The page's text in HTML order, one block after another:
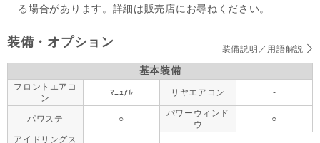
る場合があります。詳細は販売店にお尋ねください。
装備・オプション 装備説明／用語解説
基本装備
フロントエアコ
ン
ﾏﾆｭｱﾙ リヤエアコン -
パワステ ○
パワーウィンド
ウ
○
アイドリングス